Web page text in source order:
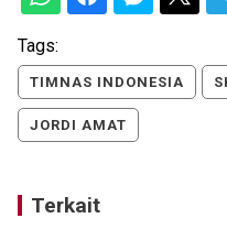
Tags:
TIMNAS INDONESIA
JORDI AMAT
Terkait